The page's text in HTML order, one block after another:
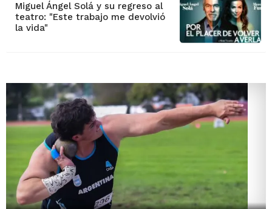
Miguel Ángel Solá y su regreso al
teatro: "Este trabajo me devolvió
la vida"